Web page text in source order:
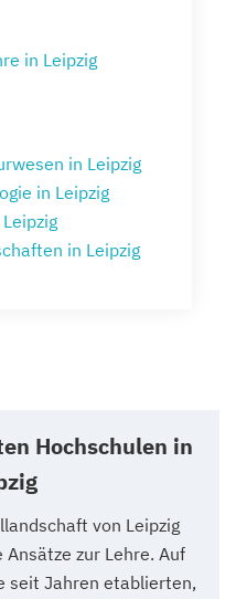
in Leipzig
in Leipzig
in Leipzig
in Leipzig
Hochschulen in
von Leipzig
zur Lehre. Auf
seit Jahren etablierten,